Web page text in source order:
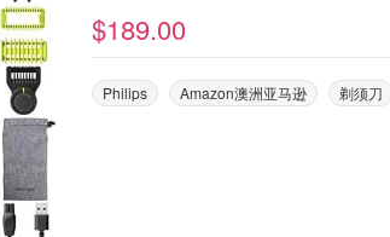
$189.00
Philips Amazon澳洲亚马逊 剃须刀